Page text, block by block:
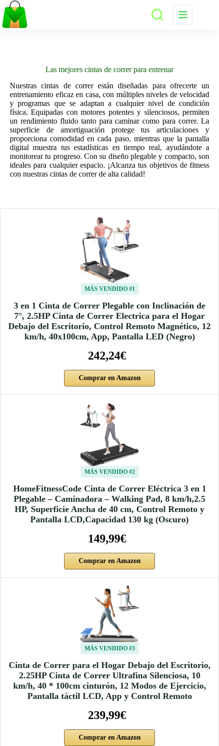
Saltar
al
contenido
Las mejores cintas de correr para entrenar
Nuestras cintas de correr están diseñadas para ofrecerte un
entrenamiento eficaz en casa, con múltiples niveles de velocidad
y programas que se adaptan a cualquier nivel de condición
física. Equipadas con motores potentes y silenciosos, permiten
un rendimiento fluido tanto para caminar como para correr. La
superficie de amortiguación protege tus articulaciones y
proporciona comodidad en cada paso, mientras que la pantalla
digital muestra tus estadísticas en tiempo real, ayudándote a
monitorear tu progreso. Con su diseño plegable y compacto, son
ideales para cualquier espacio. ¡Alcanza tus objetivos de fitness
con nuestras cintas de correr de alta calidad!
MÁS VENDIDO #1
3 en 1 Cinta de Correr Plegable con Inclinación de
7°, 2.5HP Cinta de Correr Electrica para el Hogar
Debajo del Escritorio, Control Remoto Magnético, 12
km/h, 40x100cm, App, Pantalla LED (Negro)
242,24€
Comprar en Amazon
MÁS VENDIDO #2
HomeFitnessCode Cinta de Correr Eléctrica 3 en 1
Plegable – Caminadora – Walking Pad, 8 km/h,2.5
HP, Superficie Ancha de 40 cm, Control Remoto y
Pantalla LCD,Capacidad 130 kg (Oscuro)
149,99€
Comprar en Amazon
MÁS VENDIDO #3
Cinta de Correr para el Hogar Debajo del Escritorio,
2.25HP Cinta de Correr Ultrafina Silenciosa, 10
km/h, 40 * 100cm cinturón, 12 Modos de Ejercicio,
Pantalla táctil LCD, App y Control Remoto
239,99€
Comprar en Amazon